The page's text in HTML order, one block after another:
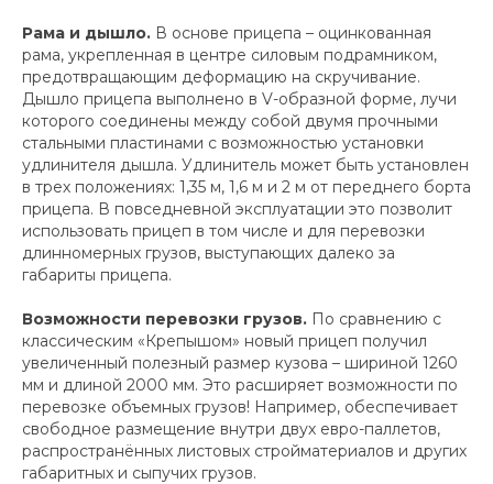
Рама и дышло. В основе прицепа – оцинкованная
рама, укрепленная в центре силовым подрамником,
предотвращающим деформацию на скручивание.
Дышло прицепа выполнено в V-образной форме, лучи
которого соединены между собой двумя прочными
стальными пластинами с возможностью установки
удлинителя дышла. Удлинитель может быть установлен
в трех положениях: 1,35 м, 1,6 м и 2 м от переднего борта
прицепа. В повседневной эксплуатации это позволит
использовать прицеп в том числе и для перевозки
длинномерных грузов, выступающих далеко за
габариты прицепа.
Возможности перевозки грузов. По сравнению с
классическим «Крепышом» новый прицеп получил
увеличенный полезный размер кузова – шириной 1260
мм и длиной 2000 мм. Это расширяет возможности по
перевозке объемных грузов! Например, обеспечивает
свободное размещение внутри двух евро-паллетов,
распространённых листовых стройматериалов и других
габаритных и сыпучих грузов.